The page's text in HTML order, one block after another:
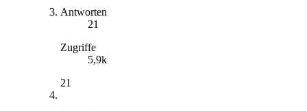
Antworten
21
Zugriffe
5,9k
21